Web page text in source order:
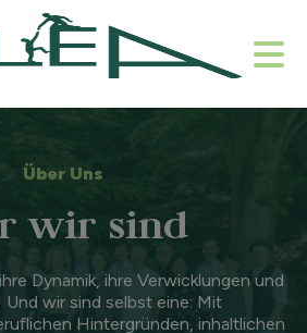
Über Uns
wir sind
Dynamik, ihre Verwicklungen und
Und wir sind selbst eine: Mit
Hintergründen, inhaltlichen